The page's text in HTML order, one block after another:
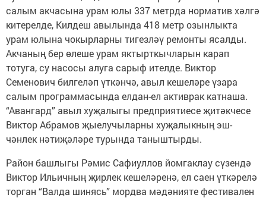
салым акчасына урам юлы 337 метрда норматив хәлгә
китерелде, Килдеш авылында 418 метр озынлыкта
урам юлына чокырларны тигезләү ремонты ясалды.
Акчаның бер өлеше урам яктырткычларын карап
тотуга, су насосы алуга сарыф ителде. Виктор
Семенович бил­ге­ләп үткәнчә, авыл кешелә­ре үзара
салым программасында елдан-ел активрак катнаша.
“Авангард” авыл хуҗа­лы­гы пред­прия­тиесе җитәк­чесе
Виктор Абрамов җыелу­чыларны ху­җа­лыкның эш­
чәнлек нәтиҗәләре турында ­таныш­тырды.
Район башлыгы Рәмис Сафиуллов йомгаклау сү­зендә
Виктор Ильичның җир­лек кешеләренә, ел саен үткәрелә
торган “Вал­да шинясь” мордва мәдәния­те фес­тивален